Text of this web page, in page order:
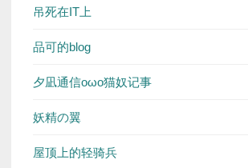
吊死在IT上
品可的blog
夕凪通信oωo猫奴记事
妖精の翼
屋顶上的轻骑兵